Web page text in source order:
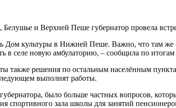
и Верхней Пеше губернатор провела
Дом культуры в Нижней Пеше. Важно, что там же
в селе новую амбулаторию, – сообщила по
также решения по остальным населённым
выполнят работы.
было больше частных вопросов,
спортивного зала школы для занятий